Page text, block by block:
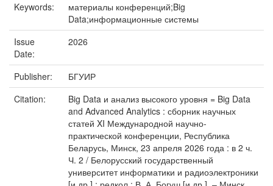
Keywords:
материалы конференций;Big
Data;информационные системы
Issue
Date:
2026
Publisher:
БГУИР
Citation:
Big Data и анализ высокого уровня = Big Data
and Advanced Analytics : сборник научных
статей XI Международной научно-
практической конференции, Республика
Беларусь, Минск, 23 апреля 2026 года : в 2 ч.
Ч. 2 / Белорусский государственный
университет информатики и радиоэлектроники